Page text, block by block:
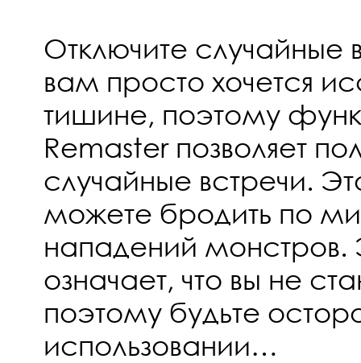
Отключите случайные
вам просто хочется
тишине, поэтому
Remaster позволяет
случайные встречи.
можете бродить по
нападений монстров.
означает, что вы не
поэтому будьте
использовании…